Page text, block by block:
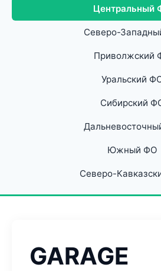
Центральный
Северо-
Приволжский
Уральский
Сибирский
Южный ФО
Северо-
GARAGE